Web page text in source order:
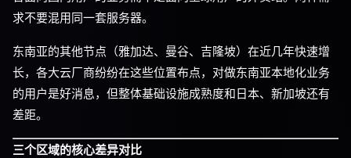
求不要混用同一套服务器。
东南亚的其他节点（雅加达、曼谷、吉隆坡）在近几年快速增
长，各大云厂商纷纷在这些位置布点，对做东南亚本地化业务
的用户是好消息，但整体基础设施成熟度和日本、新加坡还有
差距。
三个区域的核心差异对比